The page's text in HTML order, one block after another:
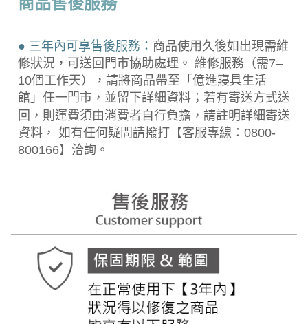
● 三年內可享售後服務： 商品使用久後如出現需維
修狀況，可送回門市協助處理。 維修服務（需7–
10個工作天），請將商品帶至「億進寢具生活
館」任一門市，並留下詳細資料；若有寄送方式送
回，則運費須由消費者自行負擔，請註明詳細寄送
資料， 如有任何疑問請撥打【客服專線：0800-
800166】洽詢。